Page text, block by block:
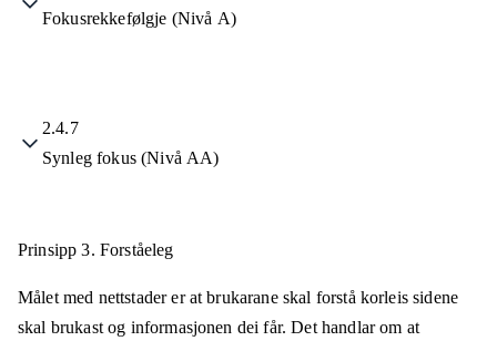
Fokusrekkefølgje (Nivå A)
2.4.7
Synleg fokus (Nivå AA)
Prinsipp 3. Forståeleg
Målet med nettstader er at brukarane skal forstå korleis sidene
skal brukast og informasjonen dei får. Det handlar om at